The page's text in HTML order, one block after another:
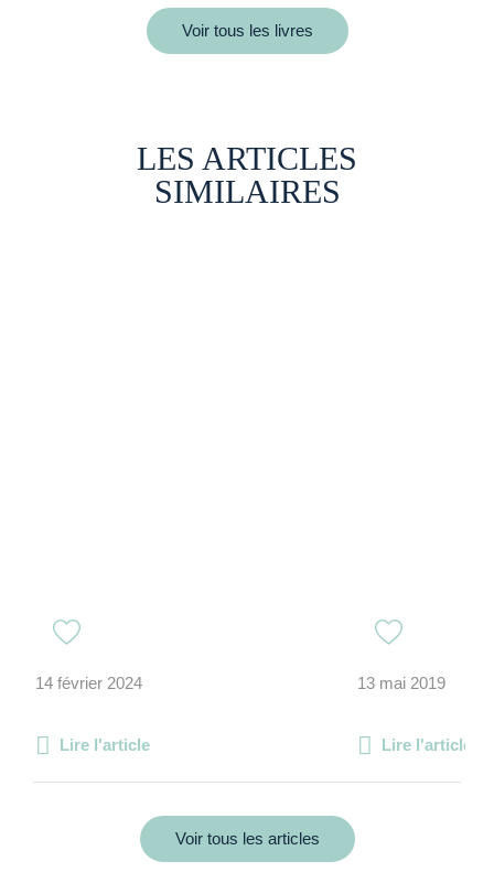
Voir tous les livres
LES ARTICLES
SIMILAIRES
14 février 2024
Lire l'article
13 mai 2019
Lire l'article
Voir tous les articles